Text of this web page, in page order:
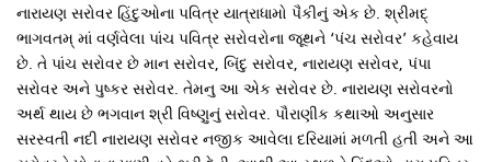
નારાયણ સરોવર હિંદુઓના પવિત્ર યાત્રાધામો પૈકીનું એક છે. શ્રીમદ્
ભાગવતમ્ માં વર્ણવેલા પાંચ પવિત્ર સરોવરોના જૂથને ‘પંચ સરોવર’ કહેવાય
છે. તે પાંચ સરોવર છે માન સરોવર, બિંદુ સરોવર, નારાયણ સરોવર, પંપા
સરોવર અને પુષ્કર સરોવર. તેમનુ આ એક સરોવર છે. નારાયણ સરોવરનો
અર્થ થાય છે ભગવાન શ્રી વિષ્ણુનું સરોવર. પૌરાણીક કથાઓ અનુસાર
સરસ્વતી નદી નારાયણ સરોવર નજીક આવેલા દરિયામાં મળતી હતી અને આ